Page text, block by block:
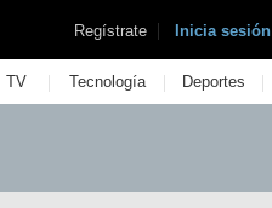
Regístrate | Inicia sesión
TV | Tecnología | Deportes |